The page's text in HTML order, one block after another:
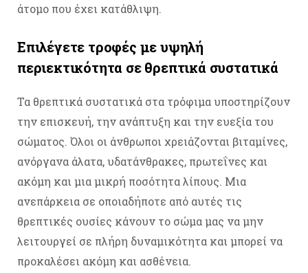
άτομο που έχει κατάθλιψη.
Επιλέγετε τροφές με υψηλή
περιεκτικότητα σε θρεπτικά συστατικά
Τα θρεπτικά συστατικά στα τρόφιμα υποστηρίζουν
την επισκευή, την ανάπτυξη και την ευεξία του
σώματος. Όλοι οι άνθρωποι χρειάζονται βιταμίνες,
ανόργανα άλατα, υδατάνθρακες, πρωτεΐνες και
ακόμη και μια μικρή ποσότητα λίπους. Μια
ανεπάρκεια σε οποιαδήποτε από αυτές τις
θρεπτικές ουσίες κάνουν το σώμα μας να μην
λειτουργεί σε πλήρη δυναμικότητα και μπορεί να
προκαλέσει ακόμη και ασθένεια.